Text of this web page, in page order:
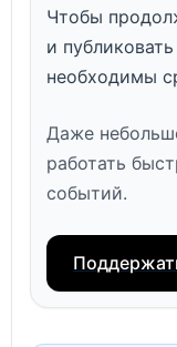
Чтобы
и
необходимы
Даже
работать
событий.